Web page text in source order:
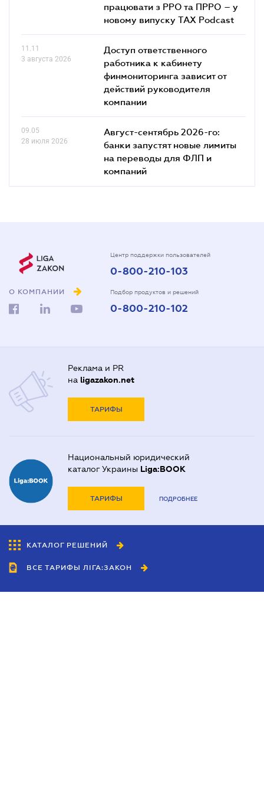
працювати з РРО та ПРРО – у
новому випуску TAX Podcast
11.11
3 августа 2026
Доступ ответственного
работника к кабинету
финмониторинга зависит от
действий руководителя
компании
09.05
28 июля 2026
Август-сентябрь 2026-го:
банки запустят новые лимиты
на переводы для ФЛП и
компаний
О КОМПАНИИ
Центр поддержки пользователей
0-800-210-103
Подбор продуктов и решений
0-800-210-102
Реклама и PR
на ligazakon.net
ТАРИФЫ
Национальный юридический
каталог Украины Liga:BOOK
ТАРИФЫ ПОДРОБНЕЕ
КАТАЛОГ РЕШЕНИЙ
ВСЕ ТАРИФЫ ЛІГА:ЗАКОН